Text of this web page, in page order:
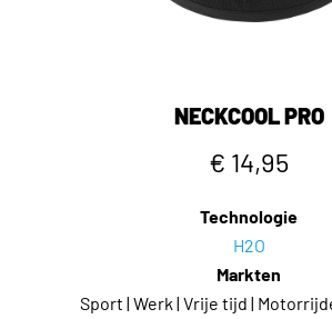
NECKCOOL PRO
€ 14,95
Technologie
H2O
Markten
Sport | Werk | Vrije tijd |